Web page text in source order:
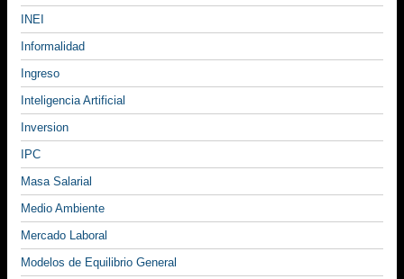
INEI
Informalidad
Ingreso
Inteligencia Artificial
Inversion
IPC
Masa Salarial
Medio Ambiente
Mercado Laboral
Modelos de Equilibrio General